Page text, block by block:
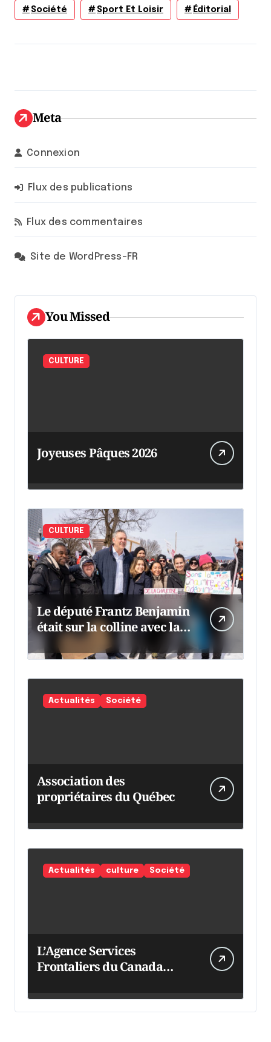
Société Sport Et Loisir Éditorial
Meta
Connexion
Flux des publications
Flux des commentaires
Site de WordPress-FR
You Missed
CULTURE
Joyeuses Pâques 2026
CULTURE
Le député Frantz Benjamin
était sur la colline avec la
chaumine
Actualités Société
Association des
propriétaires du Québec
Actualités culture Société
L’Agence Services
Frontaliers du Canada